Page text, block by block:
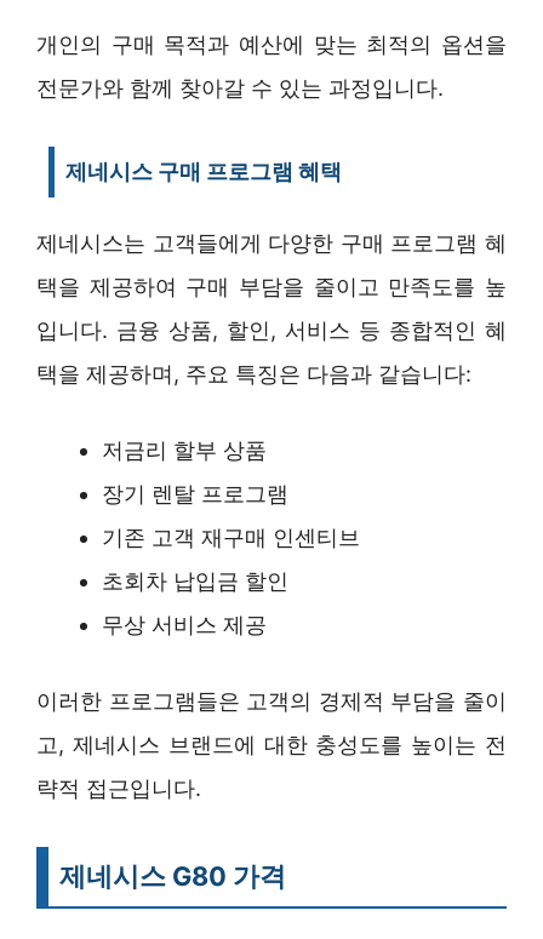
개인의 구매 목적과 예산에 맞는 최적의 옵션을
전문가와 함께 찾아갈 수 있는 과정입니다.
제네시스 구매 프로그램 혜택
제네시스는 고객들에게 다양한 구매 프로그램 혜
택을 제공하여 구매 부담을 줄이고 만족도를 높
입니다. 금융 상품, 할인, 서비스 등 종합적인 혜
택을 제공하며, 주요 특징은 다음과 같습니다:
저금리 할부 상품
장기 렌탈 프로그램
기존 고객 재구매 인센티브
초회차 납입금 할인
무상 서비스 제공
이러한 프로그램들은 고객의 경제적 부담을 줄이
고, 제네시스 브랜드에 대한 충성도를 높이는 전
략적 접근입니다.
제네시스 G80 가격